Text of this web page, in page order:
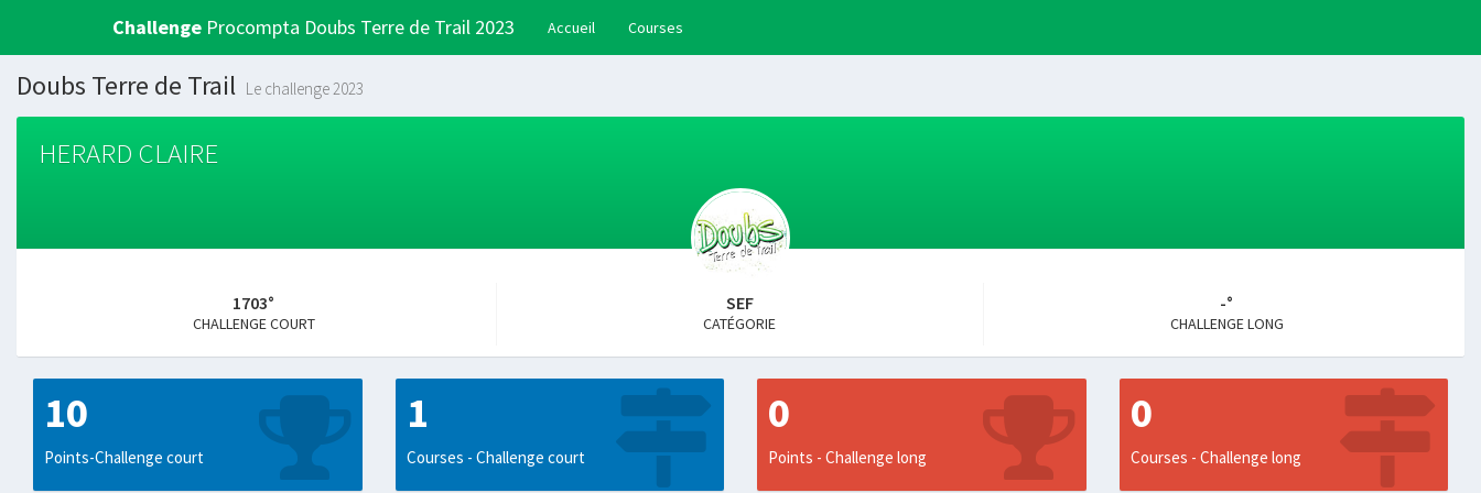
Challenge Procompta Doubs Terre de Trail 2023 Accueil Courses
Doubs Terre de Trail Le challenge 2023
HERARD CLAIRE
1703°
CHALLENGE COURT
SEF
CATÉGORIE
-°
CHALLENGE LONG
10
Points-Challenge court
1
Courses - Challenge court
0
Points - Challenge long
0
Courses - Challenge long